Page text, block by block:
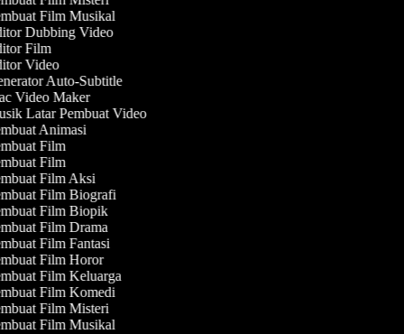
Film Musikal
Dubbing Video
Film
Video
Auto-Subtitle
Video Maker
Latar Pembuat Video
Animasi
Film
Film
Film Aksi
Film Biografi
Film Biopik
Film Drama
Film Fantasi
Film Horor
Film Keluarga
Film Komedi
Film Misteri
Film Musikal